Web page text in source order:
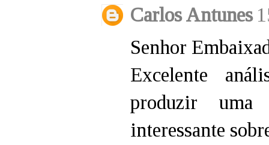
Carlos Antunes
Senhor
Excelente
produzir uma
interessante